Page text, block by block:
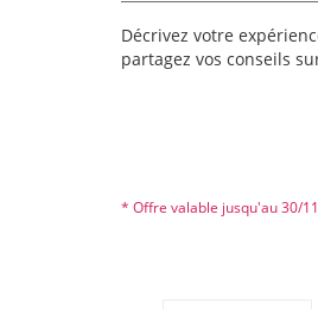
Décrivez votre
partagez vos conseils
* Offre valable jusqu'au 30/